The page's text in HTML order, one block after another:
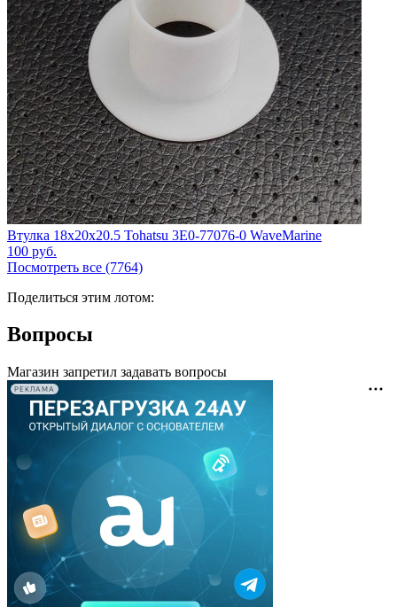
Втулка 18x20x20.5 Tohatsu 3E0-77076-0 WaveMarine
100 руб.
Посмотреть все (7764)
Поделиться этим лотом:
Вопросы
Магазин запретил задавать вопросы
РЕКЛАМА